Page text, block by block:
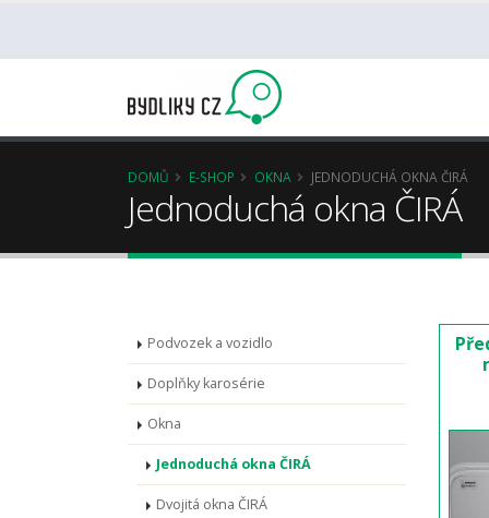
DOMŮ E-SHOP OKNA JEDNODUCHÁ OKNA ČIRÁ
Jednoduchá okna ČIRÁ
Podvozek a vozidlo
Doplňky karosérie
Okna
Jednoduchá okna ČIRÁ
Dvojitá okna ČIRÁ